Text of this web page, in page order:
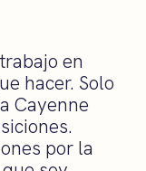
en
hacer. Solo
Cayenne
por la